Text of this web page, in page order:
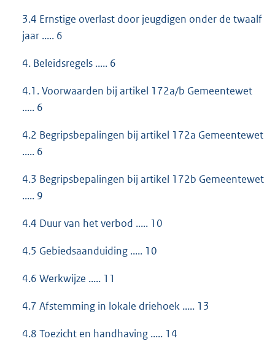
3.4 Ernstige overlast door jeugdigen onder de twaalf
jaar ..... 6
4. Beleidsregels ..... 6
4.1. Voorwaarden bij artikel 172a/b Gemeentewet
..... 6
4.2 Begripsbepalingen bij artikel 172a Gemeentewet
..... 6
4.3 Begripsbepalingen bij artikel 172b Gemeentewet
..... 9
4.4 Duur van het verbod ..... 10
4.5 Gebiedsaanduiding ..... 10
4.6 Werkwijze ..... 11
4.7 Afstemming in lokale driehoek ..... 13
4.8 Toezicht en handhaving ..... 14